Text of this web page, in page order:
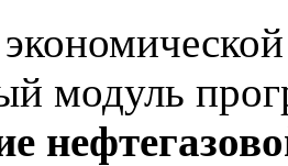
модуль